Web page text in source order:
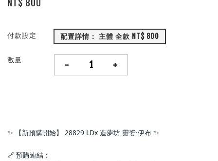
NT$ 800
付款設定 配置詳情： 主體 全款 NT$ 800
數量 - +
✨ 【新預購開始】 28829 LDx 造夢坊 靈姿·伊布 ✨
🔗 預購連結：